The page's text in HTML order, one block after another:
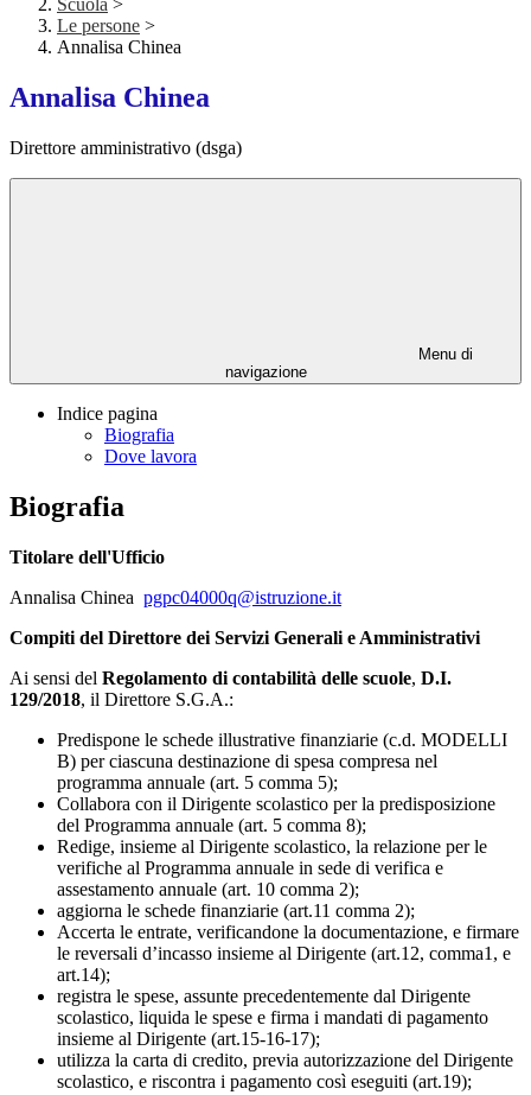
Scuola >
Le persone >
Annalisa Chinea
Annalisa Chinea
Direttore amministrativo (dsga)
Menu di
navigazione
Indice pagina
Biografia
Dove lavora
Biografia
Titolare dell'Ufficio
Annalisa Chinea pgpc04000q@istruzione.it
Compiti del Direttore dei Servizi Generali e Amministrativi
Ai sensi del Regolamento di contabilità delle scuole, D.I.
129/2018, il Direttore S.G.A.:
Predispone le schede illustrative finanziarie (c.d. MODELLI
B) per ciascuna destinazione di spesa compresa nel
programma annuale (art. 5 comma 5);
Collabora con il Dirigente scolastico per la predisposizione
del Programma annuale (art. 5 comma 8);
Redige, insieme al Dirigente scolastico, la relazione per le
verifiche al Programma annuale in sede di verifica e
assestamento annuale (art. 10 comma 2);
aggiorna le schede finanziarie (art.11 comma 2);
Accerta le entrate, verificandone la documentazione, e firmare
le reversali d’incasso insieme al Dirigente (art.12, comma1, e
art.14);
registra le spese, assunte precedentemente dal Dirigente
scolastico, liquida le spese e firma i mandati di pagamento
insieme al Dirigente (art.15-16-17);
utilizza la carta di credito, previa autorizzazione del Dirigente
scolastico, e riscontra i pagamento così eseguiti (art.19);